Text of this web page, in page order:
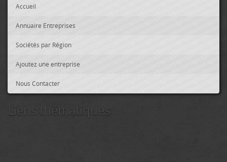
Accueil
Annuaire Entreprises
Sociétés par Région
Ajoutez une entreprise
Nous Contacter
Liens thématiques